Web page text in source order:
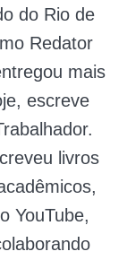
do Rio de
Redator
mais
escreve
livros
YouTube,